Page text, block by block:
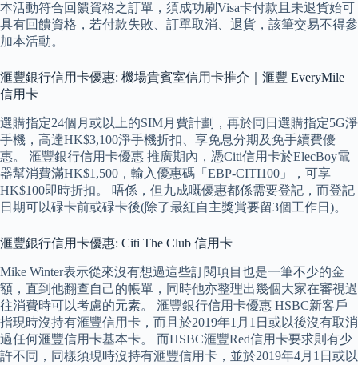
本活動符合回饋資格之訂單，須成功刷Visa卡付款且未退貨始可
具有回饋資格，若付款失敗、訂單取消、退貨，該筆交易不得參
加本活動。
滙豐銀行信用卡優惠: 機場貴賓室信用卡推介｜滙豐 EveryMile
信用卡
選購指定24個月或以上的SIM月費計劃，再於同日選購指定5G淨
手機，高達HK$3,100淨手機折扣、享免息分期及免手續費優
惠。 滙豐銀行信用卡優惠 推廣期內，憑Citi信用卡於ElecBoy電
器幫消費滿HK$1,500，輸入優惠碼「EBP-CITI100」，可享
HK$100即時折扣。 唔係，但九成嘅優惠都係需要登記，而登記
日期可以碌卡前或碌卡後(除了最紅自主獎賞要留3個工作日)。
滙豐銀行信用卡優惠: Citi The Club 信用卡
Mike Winter表示從來沒有想過這些訂閱項目也是一筆不少的金
額，直到他翻查自己的帳單，同時他亦整理出幾個大家在審視過
往消費時可以考慮的元素。 滙豐銀行信用卡優惠 HSBC新客戶
指現時沒持有滙豐信用卡，而且於2019年1月1日或以後沒有取消
過任何滙豐信用卡基本卡。 而HSBC滙豐Red信用卡要求則有少
許不同，同樣須現時沒持有滙豐信用卡，並於2019年4月1日或以